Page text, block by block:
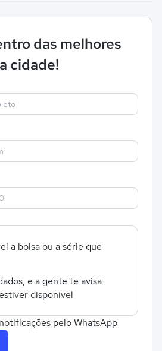
das melhores
cidade!
a bolsa ou a série que
e a gente te avisa
disponível
pelo WhatsApp